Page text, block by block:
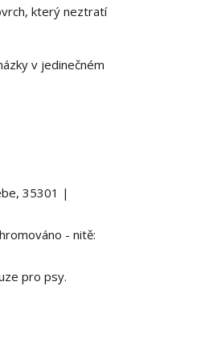
který neztratí
v jedinečném
35301 |
- nitě:
pro psy.